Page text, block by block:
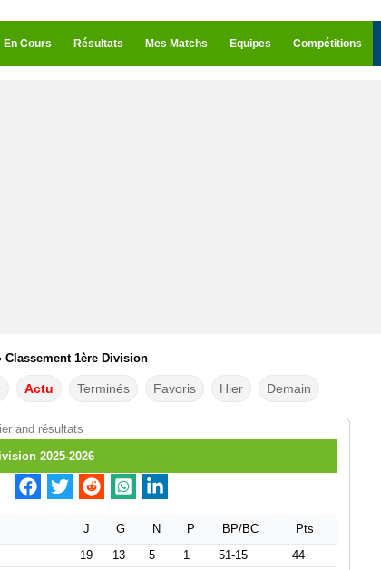
En Cours Résultats Mes Matchs Equipes Compétitions
Classement 1ère Division
Actu Terminés Favoris Hier Demain
and résultats
2025-2026
J G N P BP/BC
Pts
19 13 5 1 51-15
44